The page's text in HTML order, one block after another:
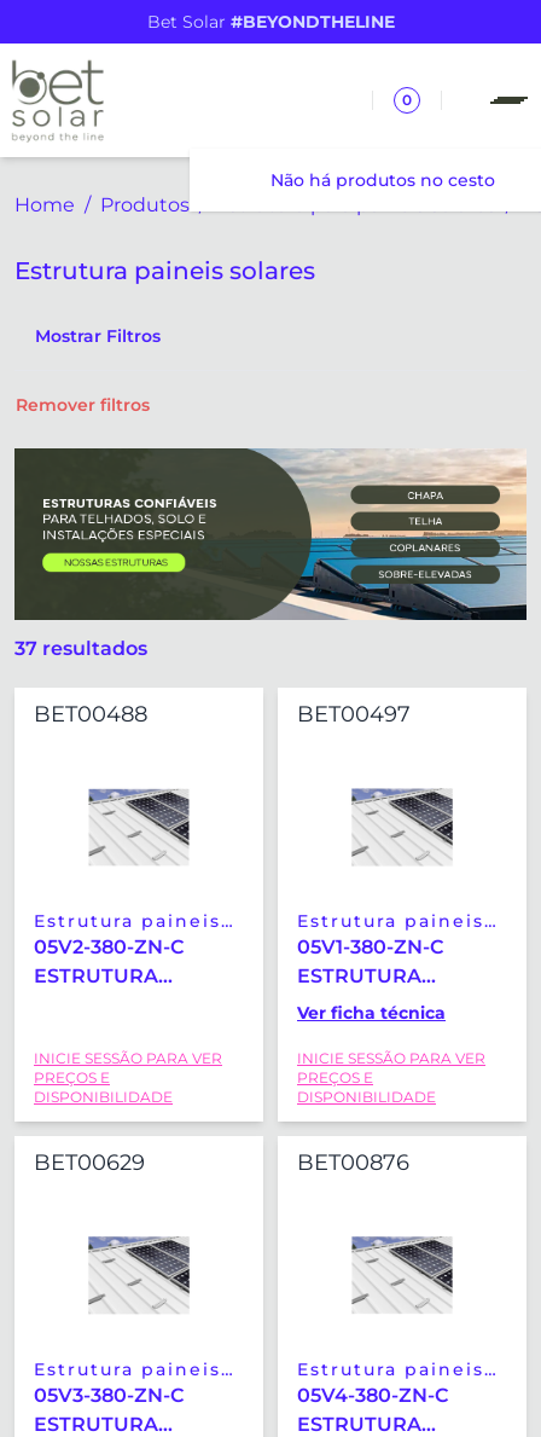
Bet Solar #BEYONDTHELINE
0
Não há produtos no cesto
Home Produtos
Estrutura paineis solares
Mostrar Filtros
Remover filtros
Accessório estrutura paineis solares
37 resultados
BET00488
Estrutura paineis
solares
05V2-380-ZN-C
ESTRUTURA
VERTICAL SUNFER
(2400X1350MM)
INICIE SESSÃO PARA VER
PREÇOS E
DISPONIBILIDADE
BET00497
Estrutura paineis
solares
05V1-380-ZN-C
ESTRUTURA
COPLANAR
VERTICAL SUNFER
(2400X1350MM)
Ver ficha técnica
INICIE SESSÃO PARA VER
PREÇOS E
DISPONIBILIDADE
BET00629
Estrutura paineis
solares
05V3-380-ZN-C
ESTRUTURA
BET00876
Estrutura paineis
solares
05V4-380-ZN-C
ESTRUTURA